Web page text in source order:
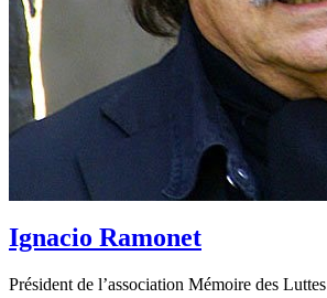
Ignacio Ramonet
Président de l’association Mémoire des Luttes